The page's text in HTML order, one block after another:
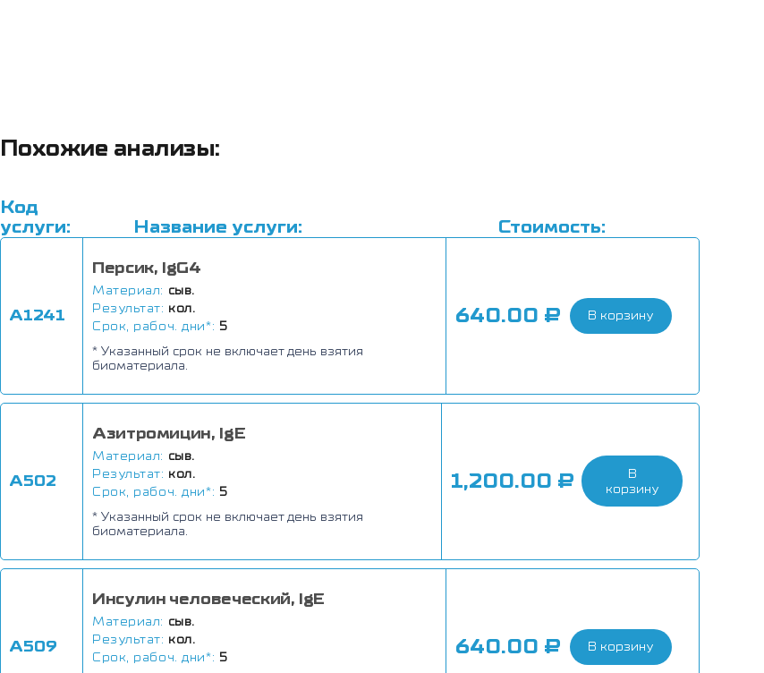
Похожие анализы:
Код
услуги:
Название услуги: Стоимость:
А1241
Персик, IgG4
Материал: сыв.
Результат: кол.
Срок, рабоч. дни*: 5
* Указанный срок не включает день взятия
биоматериала.
640.00 ₽ В корзину
А502
Азитромицин, IgE
Материал: сыв.
Результат: кол.
Срок, рабоч. дни*: 5
* Указанный срок не включает день взятия
биоматериала.
1,200.00 ₽
В
корзину
А509
Инсулин человеческий, IgE
Материал: сыв.
Результат: кол.
Срок, рабоч. дни*: 5
640.00 ₽ В корзину